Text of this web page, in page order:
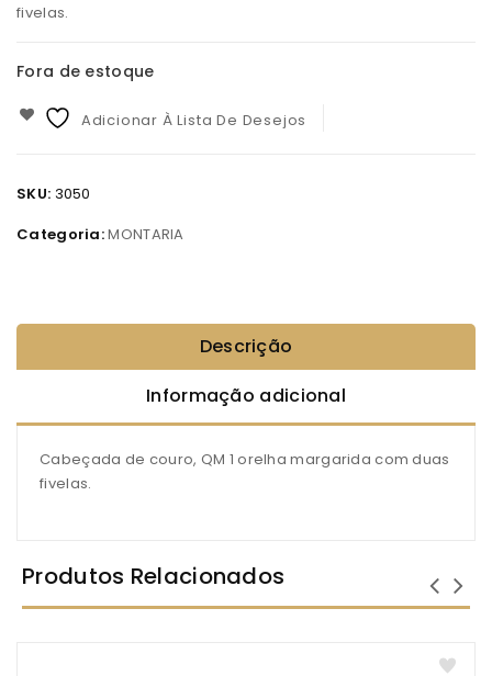
fivelas.
Fora de estoque
Adicionar À Lista De Desejos
SKU: 3050
Categoria:MONTARIA
Descrição
Informação adicional
Cabeçada de couro, QM 1 orelha margarida com duas
fivelas.
Produtos Relacionados